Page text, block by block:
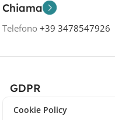
Chiama
Telefono +39 3478547926
GDPR
Cookie Policy